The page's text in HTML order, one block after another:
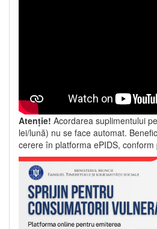
Atenție! Acordarea suplimentului
lei/lună) nu se face automat.
cerere în platforma ePIDS, conform